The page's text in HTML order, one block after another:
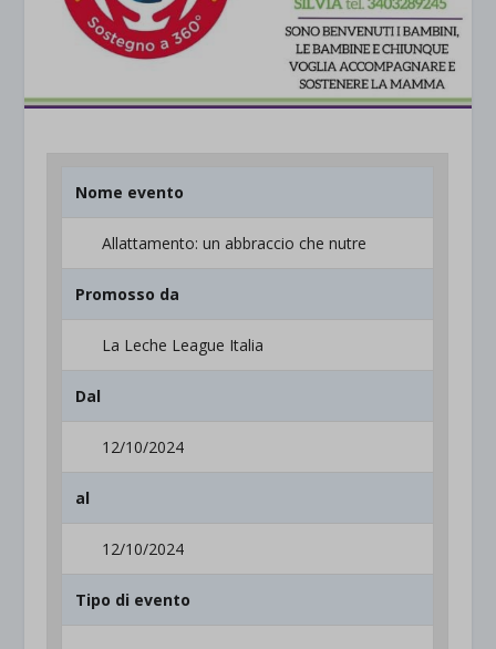
Nome evento
Allattamento: un abbraccio che nutre
Promosso da
La Leche League Italia
Dal
12/10/2024
al
12/10/2024
Tipo di evento